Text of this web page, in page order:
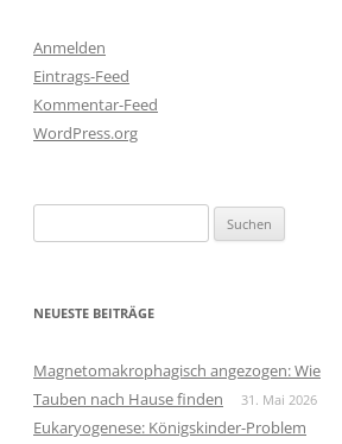
Anmelden
Eintrags-Feed
Kommentar-Feed
WordPress.org
nach:
NEUESTE BEITRÄGE
Magnetomakrophagisch angezogen: Wie
Tauben nach Hause finden
31. Mai 2026
Eukaryogenese: Königskinder-Problem